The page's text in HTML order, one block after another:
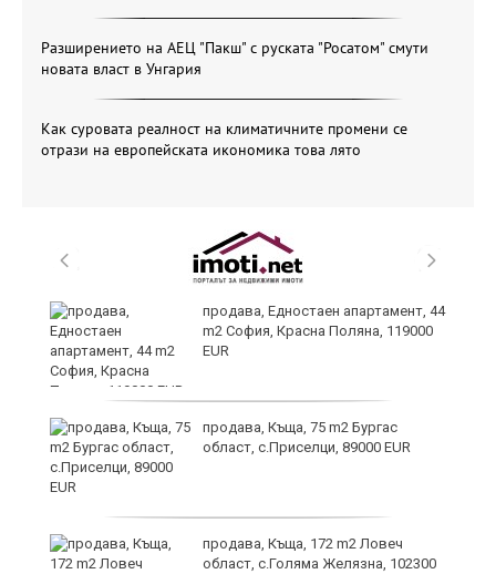
Разширението на АЕЦ "Пакш" с руската "Росатом" смути
новата власт в Унгария
Как суровата реалност на климатичните промени се
отрази на европейската икономика това лято
продава, Едностаен апартамент, 44
m2 София, Красна Поляна, 119000
EUR
продава, Къща, 75 m2 Бургас
област, с.Приселци, 89000 EUR
продава, Къща, 172 m2 Ловеч
област, с.Голяма Желязна, 102300